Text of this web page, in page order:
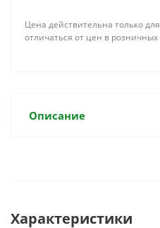
Цена действительна только
отличаться от цен в
Описание
Характеристики